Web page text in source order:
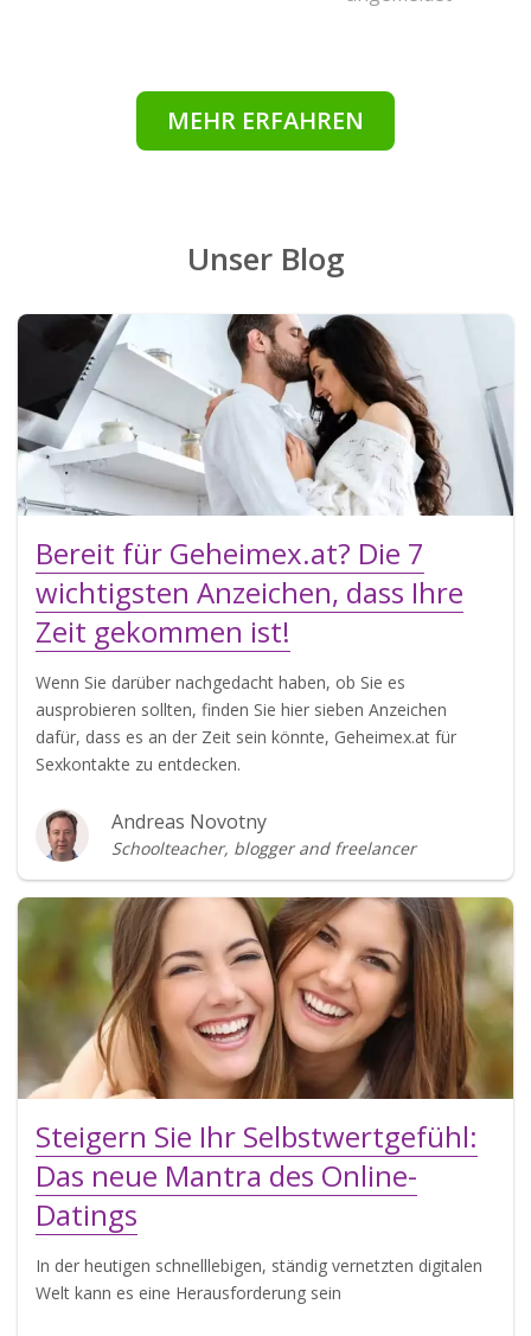
MEHR ERFAHREN
Unser Blog
Bereit für Geheimex.at? Die 7
wichtigsten Anzeichen, dass Ihre
Zeit gekommen ist!
Wenn Sie darüber nachgedacht haben, ob Sie es
ausprobieren sollten, finden Sie hier sieben Anzeichen
dafür, dass es an der Zeit sein könnte, Geheimex.at für
Sexkontakte zu entdecken.
Andreas Novotny
Schoolteacher, blogger and freelancer
Steigern Sie Ihr Selbstwertgefühl:
Das neue Mantra des Online-
Datings
In der heutigen schnelllebigen, ständig vernetzten digitalen
Welt kann es eine Herausforderung sein